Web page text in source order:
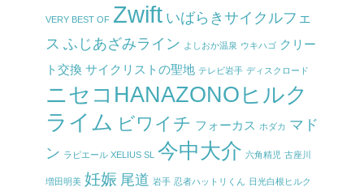
VERY BEST OF Zwift いばらきサイクルフェ
ス ふじあざみライン よしおか温泉 ウキハゴ クリー
ト交換 サイクリストの聖地 テレビ岩手 ディスクロード
ニセコHANAZONOヒルク
ライム ビワイチ フォーカス ホダカ マド
ン ラピエール XELIUS SL 今中大介 六角精児 古座川
増田明美 妊娠 尾道 岩手 忍者ハットリくん 日光白根ヒルク